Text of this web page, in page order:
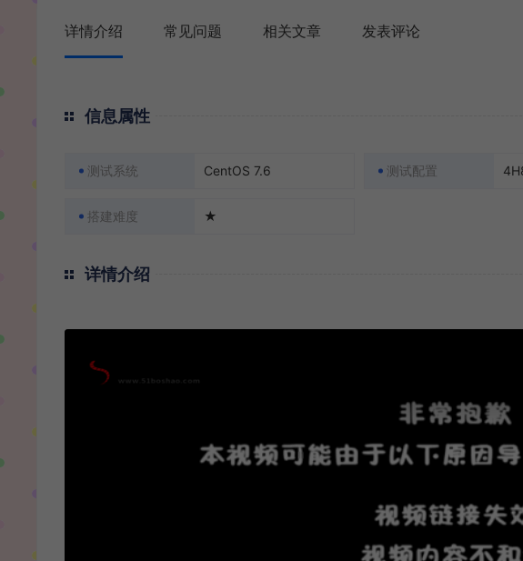
详情介绍 常见问题 相关文章 发表评论
信息属性
测试系统 CentOS 7.6 测试配置
搭建难度 ★
详情介绍